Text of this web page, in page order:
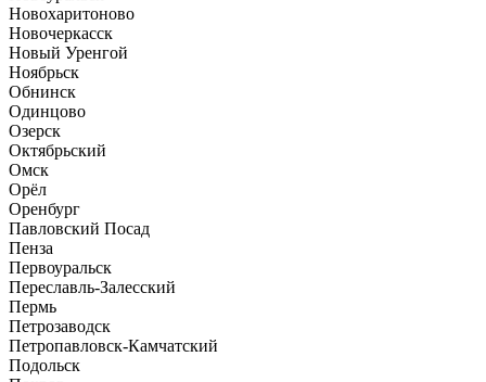
Новохаритоново
Новочеркасск
Новый Уренгой
Ноябрьск
Обнинск
Одинцово
Озерск
Октябрьский
Омск
Орёл
Оренбург
Павловский Посад
Пенза
Первоуральск
Переславль-Залесский
Пермь
Петрозаводск
Петропавловск-Камчатский
Подольск